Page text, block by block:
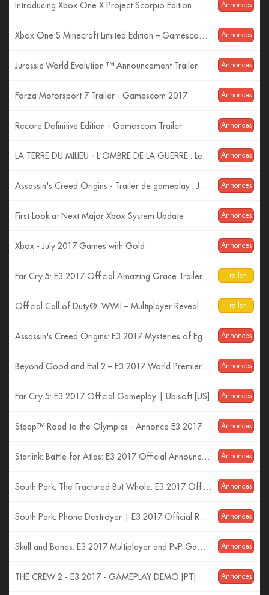
Annonces
Introducing Xbox One X Project Scorpio Edition
Annonces
Annonces
Jurassic World Evolution ™ Announcement Trailer
Annonces
Forza Motorsport 7 Trailer - Gamescom 2017
Annonces
Recore Definitive Edition - Gamescom Trailer
Annonces
Annonces
Annonces
First Look at Next Major Xbox System Update
Annonces
Xbox - July 2017 Games with Gold
Trailer
Trailer
Annonces
Annonces
Annonces
Far Cry 5: E3 2017 Official Gameplay | Ubisoft [US]
Annonces
Steep™ Road to the Olympics - Annonce E3 2017
Annonces
Annonces
Annonces
Annonces
Annonces
THE CREW 2 - E3 2017 - GAMEPLAY DEMO [PT]